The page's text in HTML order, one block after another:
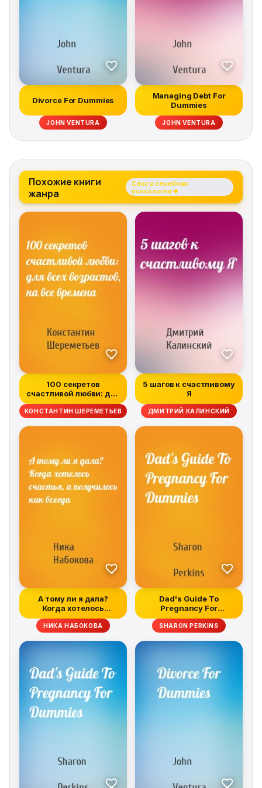
Divorce For Dummies
JOHN VENTURA
Managing Debt For
Dummies
JOHN VENTURA
Похожие книги
жанра
Секс и семейная
психология →
100 секретов
счастливой любви: для
всех возрастов,...
КОНСТАНТИН ШЕРЕМЕТЬЕВ
5 шагов к счастливому
Я
ДМИТРИЙ КАЛИНСКИЙ
А тому ли я дала?
Когда хотелось
счастья, а получи...
НИКА НАБОКОВА
Dad's Guide To
Pregnancy For
Dummies
SHARON PERKINS